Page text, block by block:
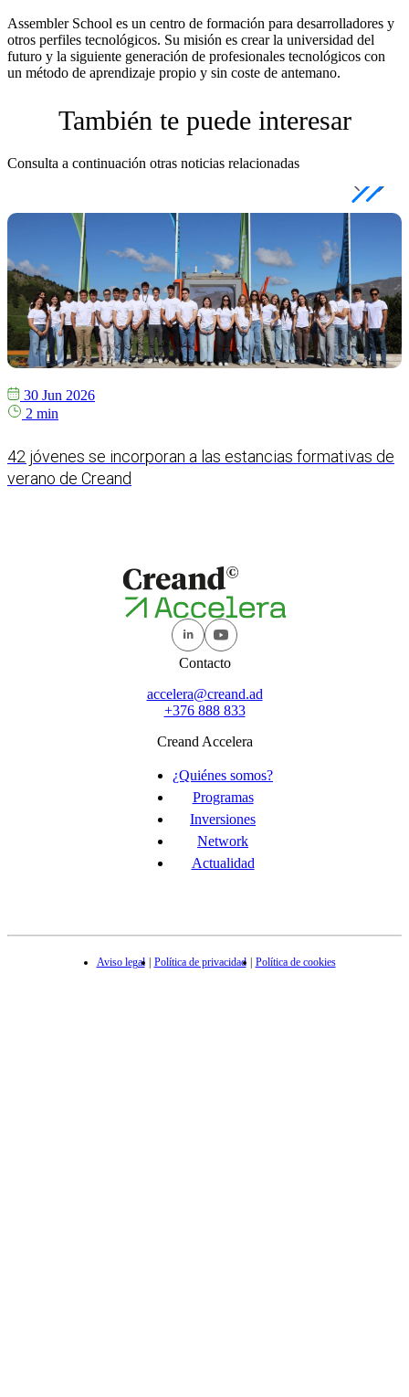
Assembler School es un centro de formación para desarrolladores y
otros perfiles tecnológicos. Su misión es crear la universidad del
futuro y la siguiente generación de profesionales tecnológicos con
un método de aprendizaje propio y sin coste de antemano.
También te puede interesar
Consulta a continuación otras noticias relacionadas
30 Jun 2026
2 min
42 jóvenes se incorporan a las estancias formativas de
verano de Creand
Contacto
accelera@creand.ad
+376 888 833
Creand Accelera
¿Quiénes somos?
Programas
Inversiones
Network
Actualidad
Aviso legal Política de privacidad Política de cookies